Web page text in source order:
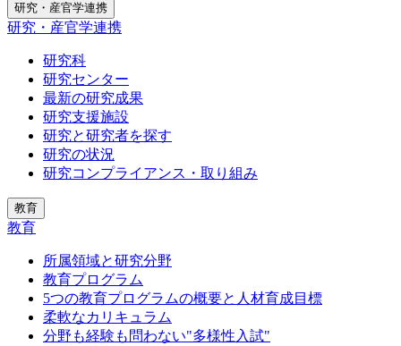
研究・産官学連携
研究・産官学連携
研究科
研究センター
最新の研究成果
研究支援施設
研究と研究者を探す
研究の状況
研究コンプライアンス・取り組み
教育
教育
所属領域と研究分野
教育プログラム
5つの教育プログラムの概要と人材育成目標
柔軟なカリキュラム
分野も経験も問わない"多様性入試"